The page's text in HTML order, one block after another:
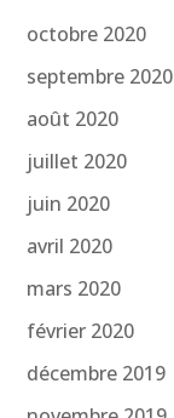
octobre 2020
septembre 2020
août 2020
juillet 2020
juin 2020
avril 2020
mars 2020
février 2020
décembre 2019